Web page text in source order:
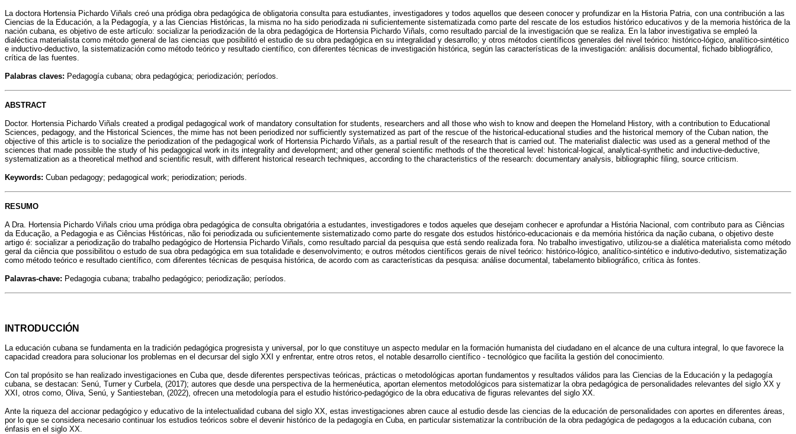
La doctora Hortensia Pichardo Viñals creó una pródiga obra pedagógica de obligatoria consulta para estudiantes, investigadores y todos aquellos que deseen conocer y profundizar en la Historia Patria, con una contribución a las
Ciencias de la Educación, a la Pedagogía, y a las Ciencias Históricas, la misma no ha sido periodizada ni suficientemente sistematizada como parte del rescate de los estudios histórico educativos y de la memoria histórica de la
nación cubana, es objetivo de este artículo: socializar la periodización de la obra pedagógica de Hortensia Pichardo Viñals, como resultado parcial de la investigación que se realiza. En la labor investigativa se empleó la
dialéctica materialista como método general de las ciencias que posibilitó el estudio de su obra pedagógica en su integralidad y desarrollo; y otros métodos científicos generales del nivel teórico: histórico-lógico, analítico-sintético
e inductivo-deductivo, la sistematización como método teórico y resultado científico, con diferentes técnicas de investigación histórica, según las características de la investigación: análisis documental, fichado bibliográfico,
crítica de las fuentes.
Palabras claves: Pedagogía cubana; obra pedagógica; periodización; períodos.
ABSTRACT
Doctor. Hortensia Pichardo Viñals created a prodigal pedagogical work of mandatory consultation for students, researchers and all those who wish to know and deepen the Homeland History, with a contribution to Educational
Sciences, pedagogy, and the Historical Sciences, the mime has not been periodized nor sufficiently systematized as part of the rescue of the historical-educational studies and the historical memory of the Cuban nation, the
objective of this article is to socialize the periodization of the pedagogical work of Hortensia Pichardo Viñals, as a partial result of the research that is carried out. The materialist dialectic was used as a general method of the
sciences that made possible the study of his pedagogical work in its integrality and development; and other general scientific methods of the theoretical level: historical-logical, analytical-synthetic and inductive-deductive,
systematization as a theoretical method and scientific result, with different historical research techniques, according to the characteristics of the research: documentary analysis, bibliographic filing, source criticism.
Keywords: Cuban pedagogy; pedagogical work; periodization; periods.
RESUMO
A Dra. Hortensia Pichardo Viñals criou uma pródiga obra pedagógica de consulta obrigatória a estudantes, investigadores e todos aqueles que desejam conhecer e aprofundar a História Nacional, com contributo para as Ciências
da Educação, a Pedagogia e as Ciências Históricas, não foi periodizada ou suficientemente sistematizado como parte do resgate dos estudos histórico-educacionais e da memória histórica da nação cubana, o objetivo deste
artigo é: socializar a periodização do trabalho pedagógico de Hortensia Pichardo Viñals, como resultado parcial da pesquisa que está sendo realizada fora. No trabalho investigativo, utilizou-se a dialética materialista como método
geral da ciência que possibilitou o estudo de sua obra pedagógica em sua totalidade e desenvolvimento; e outros métodos científicos gerais de nível teórico: histórico-lógico, analítico-sintético e indutivo-dedutivo, sistematização
como método teórico e resultado científico, com diferentes técnicas de pesquisa histórica, de acordo com as características da pesquisa: análise documental, tabelamento bibliográfico, crítica às fontes.
Palavras-chave: Pedagogia cubana; trabalho pedagógico; periodização; períodos.
INTRODUCCIÓN
La educación cubana se fundamenta en la tradición pedagógica progresista y universal, por lo que constituye un aspecto medular en la formación humanista del ciudadano en el alcance de una cultura integral, lo que favorece la
capacidad creadora para solucionar los problemas en el decursar del siglo XXI y enfrentar, entre otros retos, el notable desarrollo científico - tecnológico que facilita la gestión del conocimiento.
Con tal propósito se han realizado investigaciones en Cuba que, desde diferentes perspectivas teóricas, prácticas o metodológicas aportan fundamentos y resultados válidos para las Ciencias de la Educación y la pedagogía
cubana, se destacan: Senú, Turner y Curbela, (2017); autores que desde una perspectiva de la hermenéutica, aportan elementos metodológicos para sistematizar la obra pedagógica de personalidades relevantes del siglo XX y
XXI, otros como, Oliva, Senú, y Santiesteban, (2022), ofrecen una metodología para el estudio histórico-pedagógico de la obra educativa de figuras relevantes del siglo XX.
Ante la riqueza del accionar pedagógico y educativo de la intelectualidad cubana del siglo XX, estas investigaciones abren cauce al estudio desde las ciencias de la educación de personalidades con aportes en diferentes áreas,
por lo que se considera necesario continuar los estudios teóricos sobre el devenir histórico de la pedagogía en Cuba, en particular sistematizar la contribución de la obra pedagógica de pedagogos a la educación cubana, con
énfasis en el siglo XX.